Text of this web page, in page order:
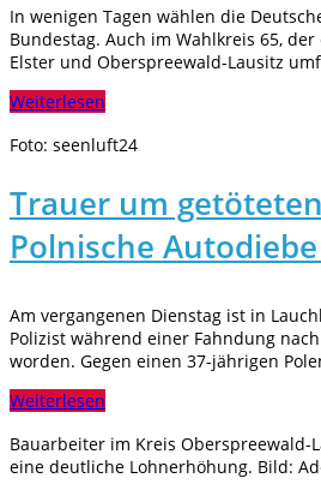
In wenigen Tagen wählen die
Bundestag. Auch im Wahlkreis 65,
Elster und Oberspreewald-Lausitz
Weiterlesen
Foto: seenluft24
Trauer um
Polnische
Am vergangenen Dienstag ist in
Polizist während einer Fahndung
worden. Gegen einen 37-jährigen
Weiterlesen
Bauarbeiter im Kreis Oberspreewald-
eine deutliche Lohnerhöhung. Bild: